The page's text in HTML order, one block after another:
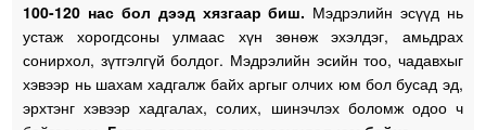
100-120 нас бол дээд хязгаар биш. Мэдрэлийн эсүүд нь
устаж хорогдсоны улмаас хүн зөнөж эхэлдэг, амьдрах
сонирхол, зүтгэлгүй болдог. Мэдрэлийн эсийн тоо, чадавхыг
хэвээр нь шахам хадгалж байх аргыг олчих юм бол бусад эд,
эрхтэнг хэвээр хадгалах, солих, шинэчлэх боломж одоо ч